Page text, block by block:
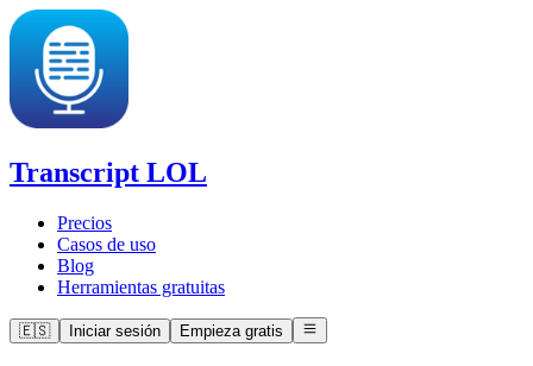
Transcript LOL
Precios
Casos de uso
Blog
Herramientas gratuitas
🇪🇸 Iniciar sesión Empieza gratis